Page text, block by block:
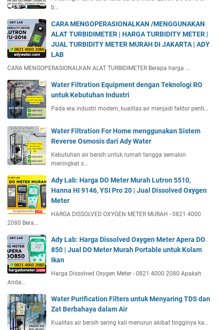
b…
CARA MENGOPERASIONALKAN /MENGGUNAKAN
ALAT TURBIDIMETER | HARGA TURBIDITY METER |
JUAL TURBIDITY METER MURAH DI JAKARTA | ADY
LAB
CARA MENGOPERASIONALKAN ALAT TURBIDIMETER Berapa harga …
Water Filtration Equipment dengan Teknologi RO
untuk Kebutuhan Industri
Pada era industri modern, kualitas air menjadi faktor penti…
Water Filtration For Home menggunakan Sistem
Reverse Osmosis dari Ady Water
Kebutuhan air bersih untuk rumah tangga semakin
meningkat s…
Ady Lab: Harga DO Meter Murah Lutron 5510,
Hanna HI 9146, YSI Pro 20 | Jual Dissolved Oxygen
Meter
HARGA DISSOLVED OXYGEN METER MURAH - 0821 4000
2080 Bera…
Ady Lab: Harga Dissolved Oxygen Meter Apera DO
850 | Jual DO Meter Murah Portable untuk Kolam
Ikan
Harga Dissolved Oxygen Meter - 0821 4000 2080 Apakah
Anda…
Water Purification Filters untuk Menyaring TDS dan
Zat Berbahaya dalam Air
Kualitas air bersih sering kali menurun akibat tingginya ka…